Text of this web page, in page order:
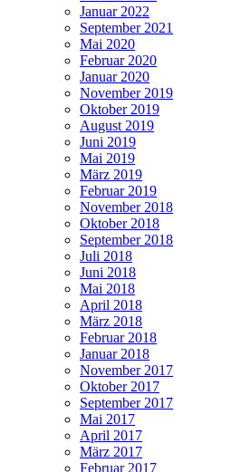
Januar 2022
September 2021
Mai 2020
Februar 2020
Januar 2020
November 2019
Oktober 2019
August 2019
Juni 2019
Mai 2019
März 2019
Februar 2019
November 2018
Oktober 2018
September 2018
Juli 2018
Juni 2018
Mai 2018
April 2018
März 2018
Februar 2018
Januar 2018
November 2017
Oktober 2017
September 2017
Mai 2017
April 2017
März 2017
Februar 2017